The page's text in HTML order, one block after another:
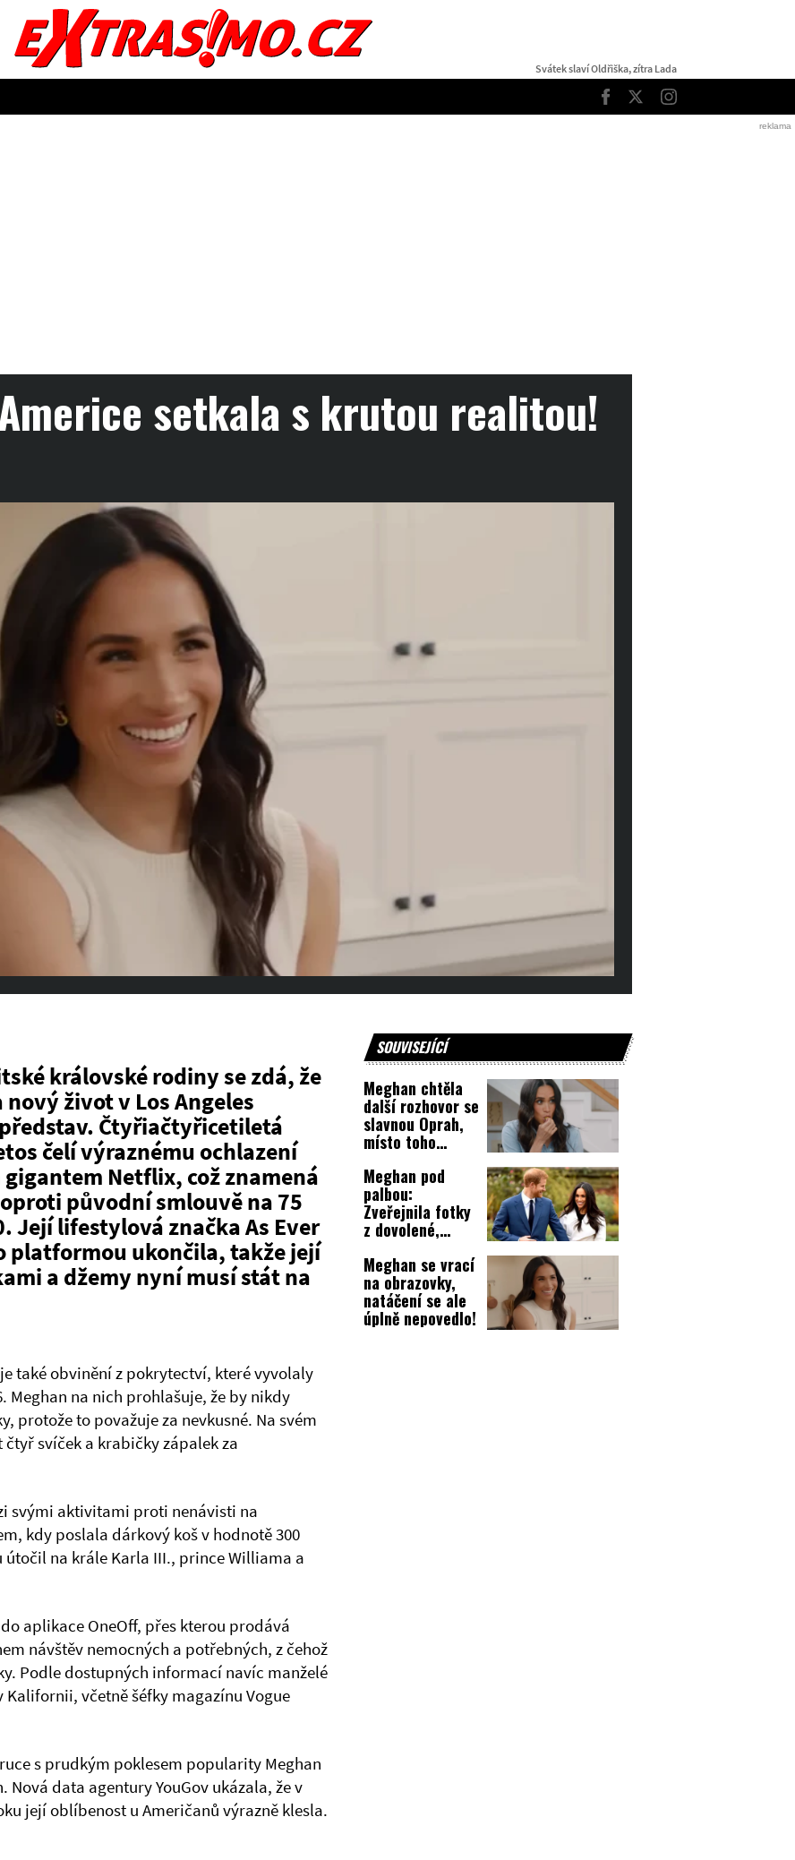
Svátek slaví Oldřiška, zítra Lada
Facebook
TwitterInstagram
setkala s krutou realitou!
královské rodiny se zdá, že
život v Los Angeles
Čtyřiačtyřicetiletá
čelí výraznému ochlazení
Netflix, což znamená
původní smlouvě na 75
Její lifestylová značka As Ever
ukončila, takže její
a džemy nyní musí stát na
také obvinění z pokrytectví, které vyvolaly
Meghan na nich prohlašuje, že by nikdy
protože to považuje za nevkusné. Na svém
svíček a krabičky zápalek za
svými aktivitami proti nenávisti na
kdy poslala dárkový koš v hodnotě 300
na krále Karla III., prince Williama a
aplikace OneOff, přes kterou prodává
návštěv nemocných a potřebných, z čehož
Podle dostupných informací navíc manželé
včetně šéfky magazínu Vogue
s prudkým poklesem popularity Meghan
data agentury YouGov ukázala, že v
její oblíbenost u Američanů výrazně klesla.
SOUVISEJÍCÍ
Meghan chtěla
další rozhovor se
slavnou Oprah,
místo toho
Meghan pod
palbou:
Zveřejnila fotky
z dovolené,
veřejnost i
odborníci!
Meghan se vrací
na obrazovky,
natáčení se ale
úplně nepovedlo!